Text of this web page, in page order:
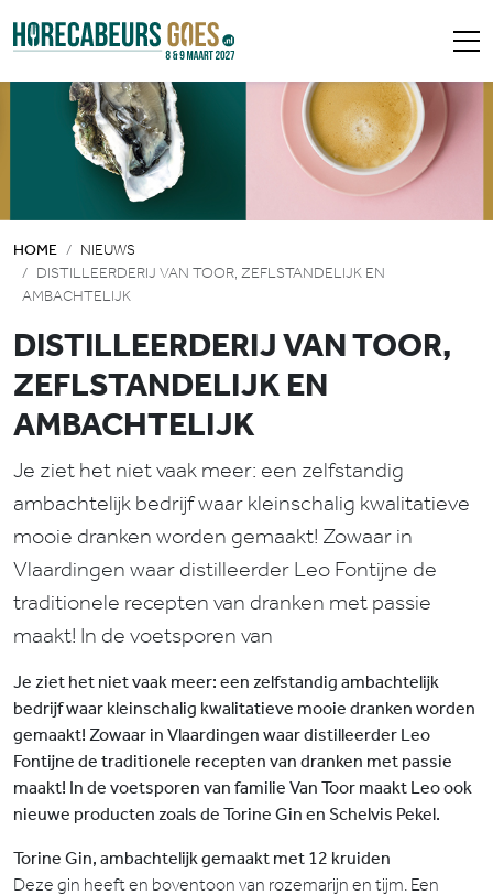
HOME
NIEUWS
DISTILLEERDERIJ VAN TOOR, ZEFLSTANDELIJK EN
AMBACHTELIJK
DISTILLEERDERIJ VAN TOOR,
ZEFLSTANDELIJK EN
AMBACHTELIJK
Je ziet het niet vaak meer: een zelfstandig
ambachtelijk bedrijf waar kleinschalig kwalitatieve
mooie dranken worden gemaakt! Zowaar in
Vlaardingen waar distilleerder Leo Fontijne de
traditionele recepten van dranken met passie
maakt! In de voetsporen van
Je ziet het niet vaak meer: een zelfstandig ambachtelijk
bedrijf waar kleinschalig kwalitatieve mooie dranken worden
gemaakt! Zowaar in Vlaardingen waar distilleerder Leo
Fontijne de traditionele recepten van dranken met passie
maakt! In de voetsporen van familie Van Toor maakt Leo ook
nieuwe producten zoals de Torine Gin en Schelvis Pekel.
Torine Gin, ambachtelijk gemaakt met 12 kruiden
Deze gin heeft en boventoon van rozemarijn en tijm. Een